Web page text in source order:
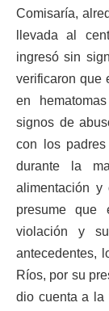
Comisaría,
llevada al
ingresó sin
verificaron que
en
signos de
con los
durante la
alimentación
presume que
violación y
antecedentes,
Ríos, por su
dio cuenta a la